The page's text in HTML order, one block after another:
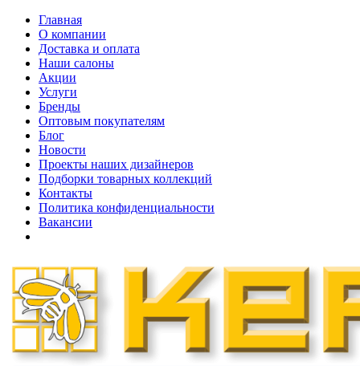
Главная
О компании
Доставка и оплата
Наши cалоны
Акции
Услуги
Бренды
Оптовым покупателям
Блог
Новости
Проекты наших дизайнеров
Подборки товарных коллекций
Контакты
Политика конфиденциальности
Вакансии